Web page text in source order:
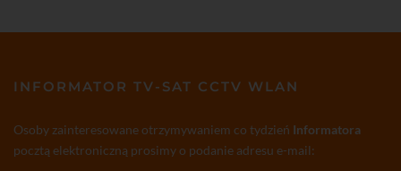
INFORMATOR TV-SAT CCTV WLAN
Osoby zainteresowane otrzymywaniem co tydzień Informatora
pocztą elektroniczną prosimy o podanie adresu e-mail: